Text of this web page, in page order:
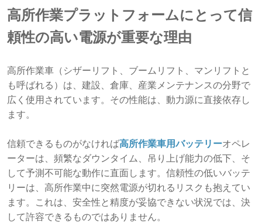
高所作業プラットフォームにとって信
頼性の高い電源が重要な理由
高所作業車（シザーリフト、ブームリフト、マンリフトと
も呼ばれる）は、建設、倉庫、産業メンテナンスの分野で
広く使用されています。その性能は、動力源に直接依存し
ます。
信頼できるものがなければ高所作業車用バッテリーオペレ
ーターは、頻繁なダウンタイム、吊り上げ能力の低下、そ
して予測不可能な動作に直面します。信頼性の低いバッテ
リーは、高所作業中に突然電源が切れるリスクも抱えてい
ます。これは、安全性と精度が妥協できない状況では、決
して許容できるものではありません。